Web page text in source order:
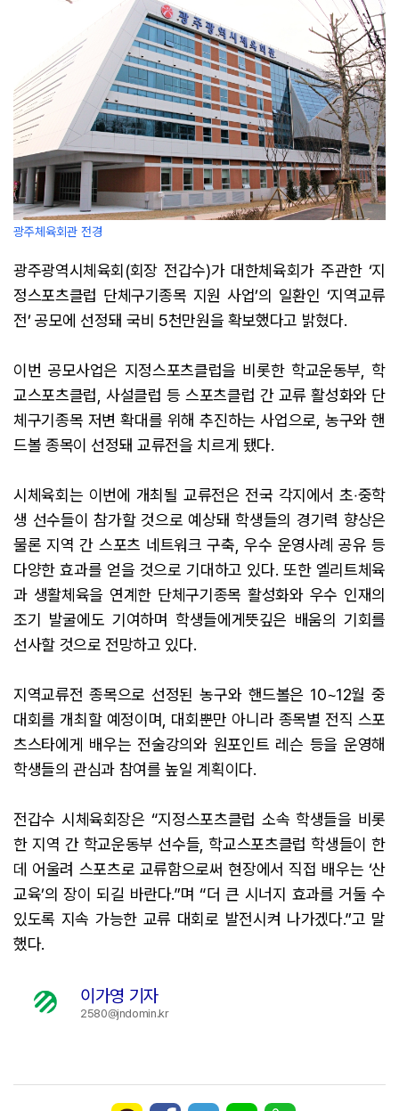
광주체육회관 전경
광주광역시체육회(회장 전갑수)가 대한체육회가 주관한 ‘지
정스포츠클럽 단체구기종목 지원 사업’의 일환인 ‘지역교류
전’ 공모에 선정돼 국비 5천만원을 확보했다고 밝혔다.
이번 공모사업은 지정스포츠클럽을 비롯한 학교운동부, 학
교스포츠클럽, 사설클럽 등 스포츠클럽 간 교류 활성화와 단
체구기종목 저변 확대를 위해 추진하는 사업으로, 농구와 핸
드볼 종목이 선정돼 교류전을 치르게 됐다.
시체육회는 이번에 개최될 교류전은 전국 각지에서 초‧중학
생 선수들이 참가할 것으로 예상돼 학생들의 경기력 향상은
물론 지역 간 스포츠 네트워크 구축, 우수 운영사례 공유 등
다양한 효과를 얻을 것으로 기대하고 있다. 또한 엘리트체육
과 생활체육을 연계한 단체구기종목 활성화와 우수 인재의
조기 발굴에도 기여하며 학생들에게뜻깊은 배움의 기회를
선사할 것으로 전망하고 있다.
지역교류전 종목으로 선정된 농구와 핸드볼은 10~12월 중
대회를 개최할 예정이며, 대회뿐만 아니라 종목별 전직 스포
츠스타에게 배우는 전술강의와 원포인트 레슨 등을 운영해
학생들의 관심과 참여를 높일 계획이다.
전갑수 시체육회장은 “지정스포츠클럽 소속 학생들을 비롯
한 지역 간 학교운동부 선수들, 학교스포츠클럽 학생들이 한
데 어울려 스포츠로 교류함으로써 현장에서 직접 배우는 ‘산
교육’의 장이 되길 바란다.”며 “더 큰 시너지 효과를 거둘 수
있도록 지속 가능한 교류 대회로 발전시켜 나가겠다.”고 말
했다.
이가영 기자
2580@jndomin.kr